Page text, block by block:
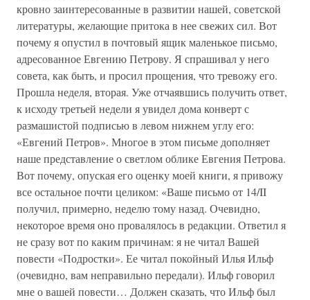
кровно заинтересованные в развитии нашей, советской
литературы, желающие притока в нее свежих сил. Вот
почему я опустил в почтовый ящик маленькое письмо,
адресованное Евгению Петрову. Я спрашивал у него
совета, как быть, и просил прощения, что тревожу его.
Прошла неделя, вторая. Уже отчаявшись получить ответ,
к исходу третьей недели я увидел дома конверт с
размашистой подписью в левом нижнем углу его:
«Евгений Петров». Многое в этом письме дополняет
наше представление о светлом облике Евгения Петрова.
Вот почему, опуская его оценку моей книги, я привожу
все остальное почти целиком: «Ваше письмо от 14/II
получил, примерно, неделю тому назад. Очевидно,
некоторое время оно провалялось в редакции. Ответил я
не сразу вот по каким причинам: я не читал Вашей
повести «Подростки». Ее читал покойный Илья Ильф
(очевидно, вам неправильно передали). Ильф говорил
мне о вашей повести… Должен сказать, что Ильф был